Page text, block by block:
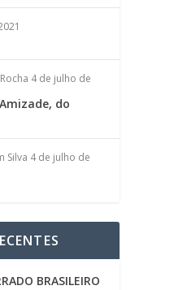
4 de julho de
do
Silva 4 de julho de
BRASILEIRO